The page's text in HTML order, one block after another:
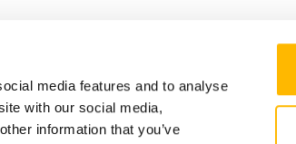
media features and to analyse
with our social media,
information that you’ve